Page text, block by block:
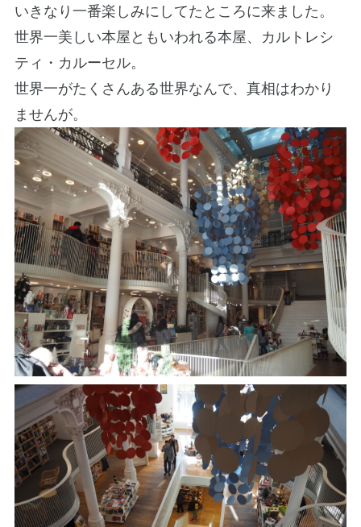
いきなり一番楽しみにしてたところに来ました。
世界一美しい本屋ともいわれる本屋、カルトレシ
ティ・カルーセル。
世界一がたくさんある世界なんで、真相はわかり
ませんが。